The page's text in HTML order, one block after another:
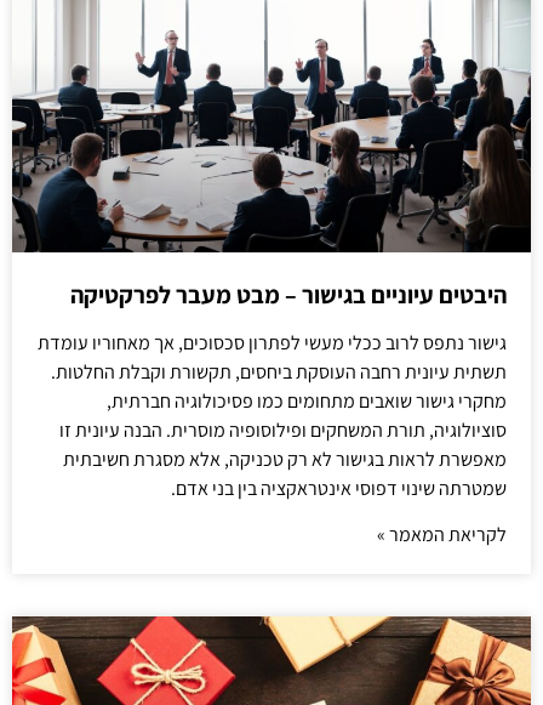
היבטים עיוניים בגישור – מבט מעבר לפרקטיקה
גישור נתפס לרוב ככלי מעשי לפתרון סכסוכים, אך מאחוריו עומדת
תשתית עיונית רחבה העוסקת ביחסים, תקשורת וקבלת החלטות.
מחקרי גישור שואבים מתחומים כמו פסיכולוגיה חברתית,
סוציולוגיה, תורת המשחקים ופילוסופיה מוסרית. הבנה עיונית זו
מאפשרת לראות בגישור לא רק טכניקה, אלא מסגרת חשיבתית
שמטרתה שינוי דפוסי אינטראקציה בין בני אדם.
לקריאת המאמר »